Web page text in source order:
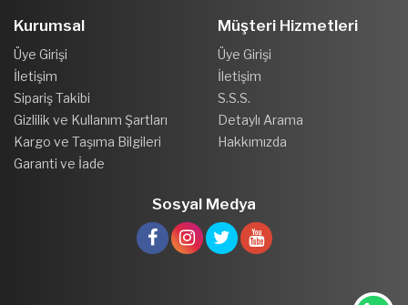
Kurumsal
Üye Girişi
İletişim
Sipariş Takibi
Gizlilik ve Kullanım Şartları
Kargo ve Taşıma Bilgileri
Garanti ve İade
Müşteri Hizmetleri
Üye Girişi
İletişim
S.S.S.
Detaylı Arama
Hakkımızda
Sosyal Medya